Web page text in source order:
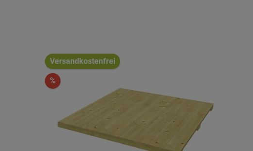
Versandkostenfrei
%